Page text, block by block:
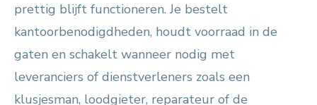
prettig blijft functioneren. Je bestelt
kantoorbenodigdheden, houdt voorraad in de
gaten en schakelt wanneer nodig met
leveranciers of dienstverleners zoals een
klusjesman, loodgieter, reparateur of de